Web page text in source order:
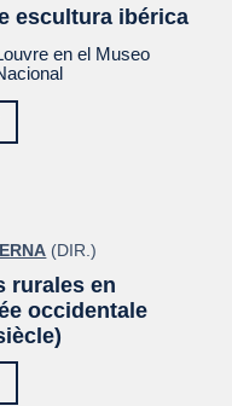
escultura ibérica
en el Museo
(DIR.)
rurales en
occidentale